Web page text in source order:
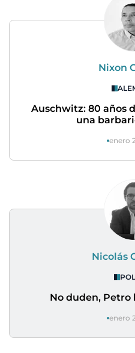
Nixon
Auschwitz: 80 años
una
enero
Nicolás
No duden, Petro
enero